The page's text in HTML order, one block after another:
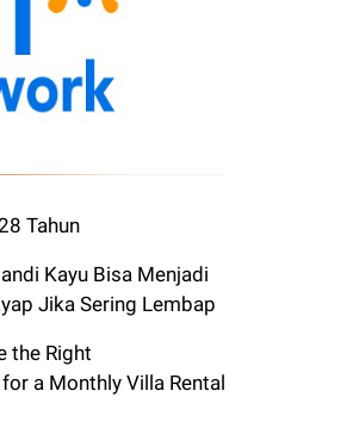
Tahun
Kayu Bisa Menjadi
Jika Sering Lembap
the Right
a Monthly Villa Rental